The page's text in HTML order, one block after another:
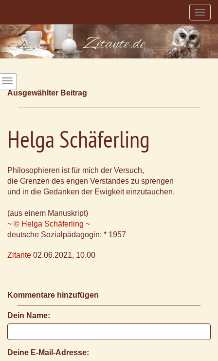
Ausgewählter Beitrag
Helga Schäferling
Philosophieren ist für mich der Versuch,
die Grenzen des engen Verstandes zu sprengen
und in die Gedanken der Ewigkeit einzutauchen.
(aus einem Manuskript)
~ © Helga Schäferling ~
deutsche Sozialpädagogin; * 1957
Zitante 02.06.2021, 10.00
Kommentare hinzufügen
Dein Name:
Deine E-Mail-Adresse: